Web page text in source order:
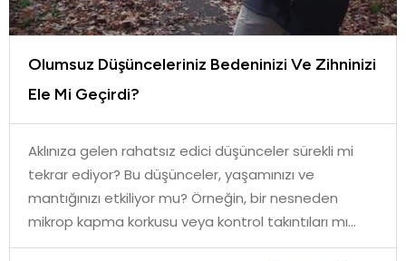
Olumsuz Düşünceleriniz Bedeninizi Ve Zihninizi
Ele Mi Geçirdi?
Aklınıza gelen rahatsız edici düşünceler sürekli mi
tekrar ediyor? Bu düşünceler, yaşamınızı ve
mantığınızı etkiliyor mu? Örneğin, bir nesneden
mikrop kapma korkusu veya kontrol takıntıları mı
yaşıyorsunuz?